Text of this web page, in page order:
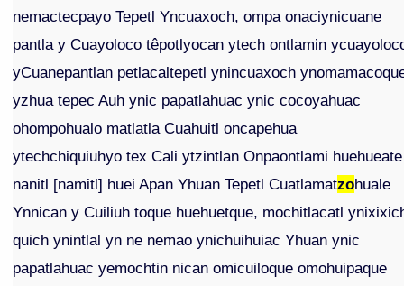
nemactecpayo Tepetl Yncuaxoch, ompa onaciynicuane
pantla y Cuayoloco têpotlyocan ytech ontlamin
yCuanepantlan petlacaltepetl ynincuaxoch
yzhua tepec Auh ynic papatlahuac ynic cocoyahuac
ohompohualo matlatla Cuahuitl oncapehua
ytechchiquiuhyo tex Cali ytzintlan Onpaontlami huehueate
nanitl [namitl] huei Apan Yhuan Tepetl Cuatlamatzohuale
Ynnican y Cuiliuh toque huehuetque, mochitlacatl
quich ynintlal yn ne nemao ynichuihuiac Yhuan ynic
papatlahuac yemochtin nican omicuiloque omohuipaque